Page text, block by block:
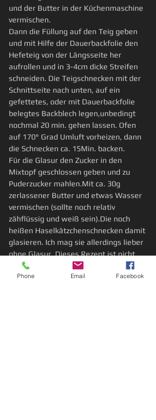
und der Butter in der Küchenmaschine
vermischen.
Dann die Füllung auf den Teig geben
und mit Hilfe der Dauerbackfolie den
Hefeteig von der Längsseite her
aufrollen und in 3-4cm dicke Streifen
schneiden. Die Teigschnecken mit der
Schnittseite nach unten, auf ein
gefettetes, oder mit Dauerbackfolie
belegtes Backblech legen,unbedingt
nochmal 20 min. gehen lassen. Ofen
auf 170° Grad Umluft vorheizen, dann
die Schnecken ca. 15Min. backen.
Für die Glasur den Zucker in den
Mixtopf geschlossen geben und zu
Puderzucker mahlen.Mit ca. 30g
zerlassener Butter und etwas Wasser
vermischen (sollte noch relativ
zähflüssig und weiß sein).Die noch
heißen Haselkätzchenschnecken damit
glasieren. Ich mag sie allerdings lieber
ohne Glasur. Dieses Rezept ist nicht
für Allergiker geeignet!
Wildkräuterküche
Phone Email Facebook